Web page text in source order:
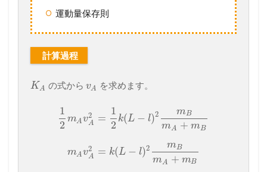
運動量保存則
計算過程
KA の式から vA を求めます。
1
2
mAv2
A
mAv2
A
=
1
2
k(L − l)2 mB
mA + mB
= k(L − l)2 mB
mA + mB